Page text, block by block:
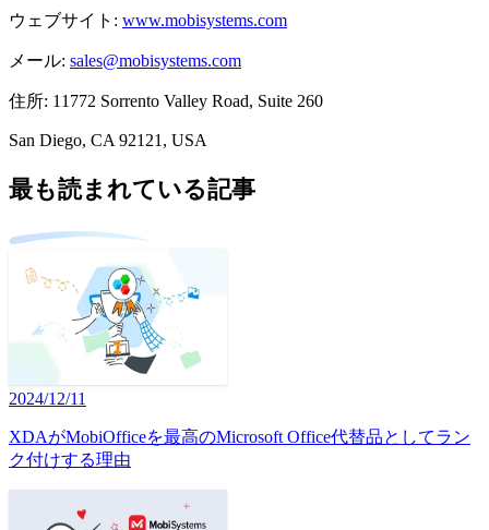
ウェブサイト: www.mobisystems.com
メール: sales@mobisystems.com
住所: 11772 Sorrento Valley Road, Suite 260
San Diego, CA 92121, USA
最も読まれている記事
2024/12/11
XDAがMobiOfficeを最高のMicrosoft Office代替品としてラン
ク付けする理由